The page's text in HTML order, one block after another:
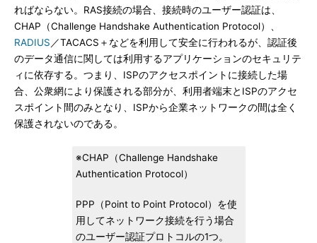
ればならない。RAS接続の場合、接続時のユーザー認証は、
CHAP（Challenge Handshake Authentication Protocol）、
RADIUS ／TACACS＋などを利用して安全に行われるが、認証後
のデータ通信に関しては利用するアプリケーションのセキュリテ
ィに依存する。つまり、ISPのアクセスポイントに接続した場
合、公衆網により保護される部分が、利用者端末とISPのアクセ
スポイント間のみとなり、ISPから企業ネットワークの間は全く
保護されないのである。
※CHAP（Challenge Handshake
Authentication Protocol）
PPP（Point to Point Protocol）を使
用してネットワーク接続を行う場合
のユーザー認証プロトコルの1つ。